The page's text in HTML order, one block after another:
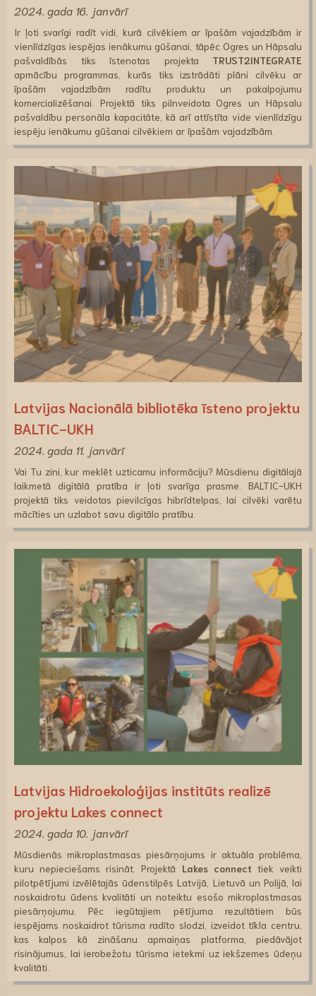
2024. gada 16. janvārī
Ir ļoti svarīgi radīt vidi, kurā cilvēkiem ar īpašām vajadzībām ir
vienlīdzīgas iespējas ienākumu gūšanai, tāpēc Ogres un Hāpsalu
pašvaldībās tiks īstenotas projekta TRUST2INTEGRATE
apmācību programmas, kurās tiks izstrādāti plāni cilvēku ar
īpašām vajadzībām radītu produktu un pakalpojumu
komercializēšanai. Projektā tiks pilnveidota Ogres un Hāpsalu
pašvaldību personāla kapacitāte, kā arī attīstīta vide vienlīdzīgu
iespēju ienākumu gūšanai cilvēkiem ar īpašām vajadzībām.
Latvijas Nacionālā bibliotēka īsteno projektu
BALTIC-UKH
2024. gada 11. janvārī
Vai Tu zini, kur meklēt uzticamu informāciju? Mūsdienu digitālajā
laikmetā digitālā pratība ir ļoti svarīga prasme. BALTIC-UKH
projektā tiks veidotas pievilcīgas hibrīdtelpas, lai cilvēki varētu
mācīties un uzlabot savu digitālo pratību.
Latvijas Hidroekoloģijas institūts realizē
projektu Lakes connect
2024. gada 10. janvārī
Mūsdienās mikroplastmasas piesārņojums ir aktuāla problēma,
kuru nepieciešams risināt. Projektā Lakes connecttiek veikti
pilotpētījumi izvēlētajās ūdenstilpēs Latvijā, Lietuvā un Polijā, lai
noskaidrotu ūdens kvalitāti un noteiktu esošo mikroplastmasas
piesārņojumu. Pēc iegūtajiem pētījuma rezultātiem būs
iespējams noskaidrot tūrisma radīto slodzi, izveidot tīkla centru,
kas kalpos kā zināšanu apmaiņas platforma, piedāvājot
risinājumus, lai ierobežotu tūrisma ietekmi uz iekšzemes ūdeņu
kvalitāti.